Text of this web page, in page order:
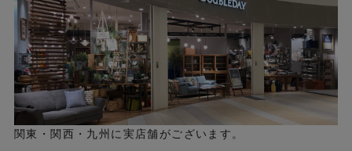
関東・関西・九州に実店舗がございます。